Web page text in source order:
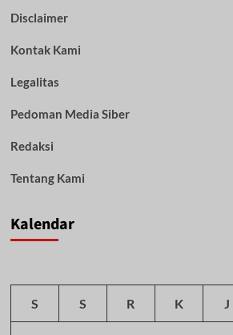
Disclaimer
Kontak Kami
Legalitas
Pedoman Media Siber
Redaksi
Tentang Kami
Kalendar
S S R K J